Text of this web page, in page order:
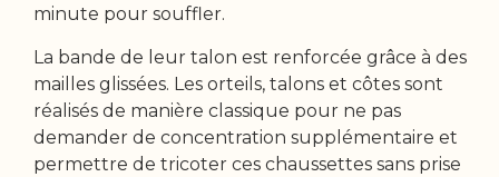
minute pour souffler.
La bande de leur talon est renforcée grâce à des
mailles glissées. Les orteils, talons et côtes sont
réalisés de manière classique pour ne pas
demander de concentration supplémentaire et
permettre de tricoter ces chaussettes sans prise